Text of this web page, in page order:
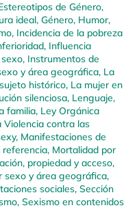
de Género,
ideal, Género, Humor,
, Incidencia de la pobreza
, Influencia
, Instrumentos de
y área geográfica, La
histórico, La mujer en
silenciosa, Lenguaje,
familia, Ley Orgánica
Violencia contra las
, Manifestaciones de
referencia, Mortalidad por
propiedad y acceso,
sexo y área geográfica,
sociales, Sección
, Sexismo en contenidos